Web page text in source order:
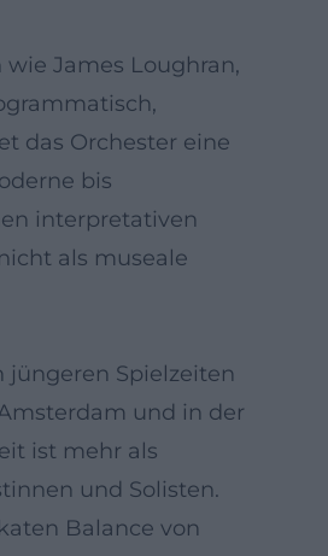
James Loughran,
das Orchester eine
bis
interpretativen
als museale
jüngeren Spielzeiten
und in der
ist mehr als
und Solisten.
Balance von